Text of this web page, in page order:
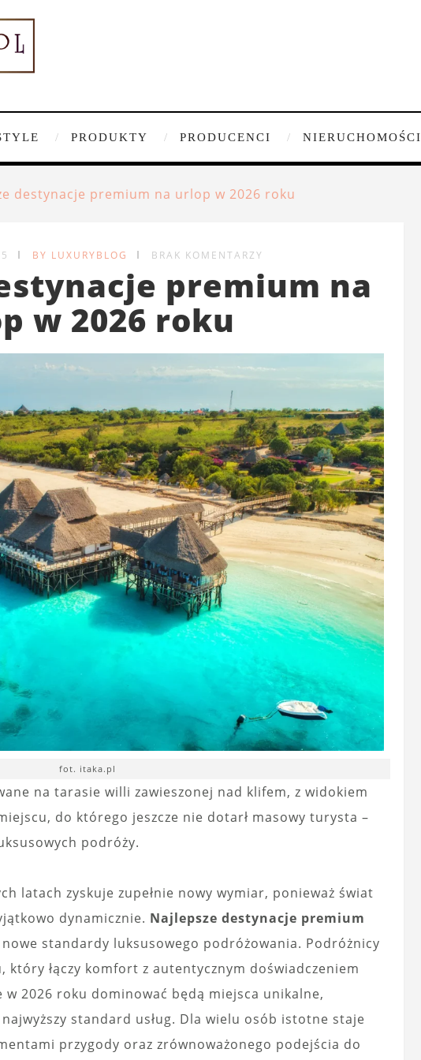
PRODUKTY PRODUCENCI NIERUCHOMOŚCI
destynacje premium na urlop w 2026 roku
BY LUXURYBLOG BRAK KOMENTARZY
premium na
w 2026 roku
fot. itaka.pl
na tarasie willi zawieszonej nad klifem, z widokiem
do którego jeszcze nie dotarł masowy turysta –
podróży.
latach zyskuje zupełnie nowy wymiar, ponieważ świat
dynamicznie. Najlepsze destynacje premium
nowe standardy luksusowego podróżowania. Podróżnicy
który łączy komfort z autentycznym doświadczeniem
2026 roku dominować będą miejsca unikalne,
standard usług. Dla wielu osób istotne staje
przygody oraz zrównoważonego podejścia do